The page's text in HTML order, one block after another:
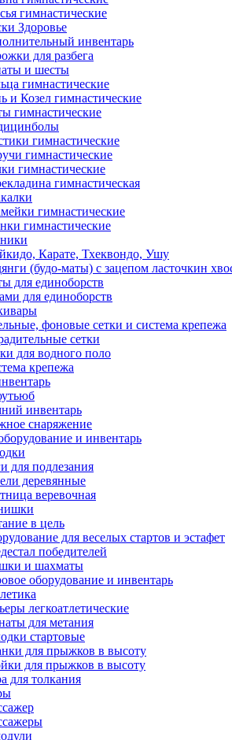
гимнастические
Здоровье
инвентарь
для разбега
и шесты
гимнастические
и Козел гимнастические
гимнастические
гимнастические
гимнастические
гимнастические
гимнастическая
гимнастические
гимнастические
Карате, Тхеквондо, Ушу
(будо-маты) с зацепом ласточкин
для единоборств
для единоборств
фоновые сетки и система крепежа
сетки
для водного поло
крепежа
инвентарь
снаряжение
и инвентарь
для подлезания
деревянные
веревочная
в цель
для веселых стартов и эстафет
победителей
и шахматы
оборудование и инвентарь
легкоатлетические
для метания
стартовые
для прыжков в высоту
для прыжков в высоту
для толкания